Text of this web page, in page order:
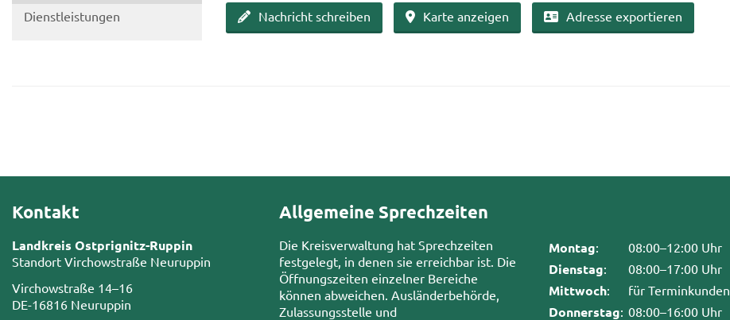
Dienst­leis­tun­gen
Nach­richt schrei­ben Karte an­zei­gen Adres­se ex­por­tie­ren
Kontakt
Landkreis Ostprignitz-Ruppin
Standort Virchowstraße Neuruppin
Virchowstraße 14–16
DE-16816 Neuruppin
Allgemeine Sprechzeiten
Die Kreisverwaltung hat Sprechzeiten
festgelegt, in denen sie erreichbar ist. Die
Öffnungszeiten einzelner Bereiche
können abweichen. Ausländerbehörde,
Zulassungsstelle und
Montag: 08:00–12:00 Uhr
Dienstag: 08:00–17:00 Uhr
Mittwoch: für Terminkunden
Donnerstag: 08:00–16:00 Uhr